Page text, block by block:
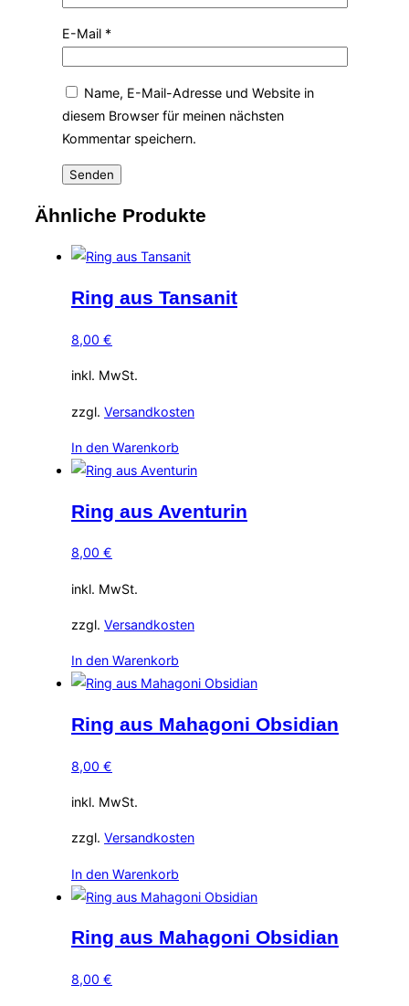
E-Mail *
Name, E-Mail-Adresse und Website in
diesem Browser für meinen nächsten
Kommentar speichern.
Ähnliche Produkte
Ring aus Tansanit
8,00 €
inkl. MwSt.
zzgl. Versandkosten
In den Warenkorb
Ring aus Aventurin
8,00 €
inkl. MwSt.
zzgl. Versandkosten
In den Warenkorb
Ring aus Mahagoni Obsidian
8,00 €
inkl. MwSt.
zzgl. Versandkosten
In den Warenkorb
Ring aus Mahagoni Obsidian
8,00 €